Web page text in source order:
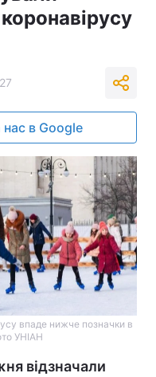
нас в Google
впаде нижче позначки в
УНІАН
відзначали